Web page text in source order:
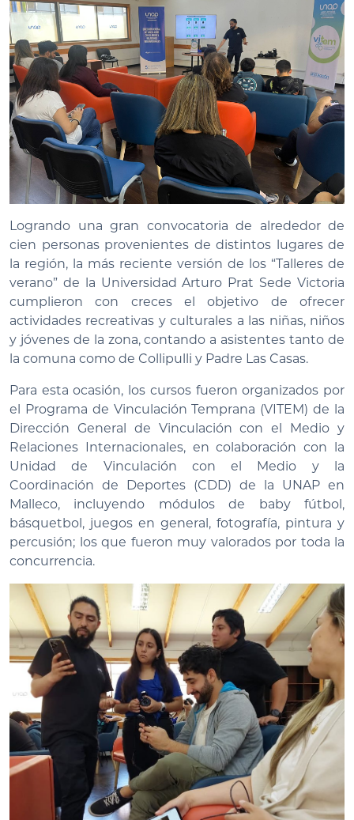
Logrando una gran convocatoria de alrededor de
cien personas provenientes de distintos lugares de
la región, la más reciente versión de los “Talleres de
verano” de la Universidad Arturo Prat Sede Victoria
cumplieron con creces el objetivo de ofrecer
actividades recreativas y culturales a las niñas, niños
y jóvenes de la zona, contando a asistentes tanto de
la comuna como de Collipulli y Padre Las Casas.
Para esta ocasión, los cursos fueron organizados por
el Programa de Vinculación Temprana (VITEM) de la
Dirección General de Vinculación con el Medio y
Relaciones Internacionales, en colaboración con la
Unidad de Vinculación con el Medio y la
Coordinación de Deportes (CDD) de la UNAP en
Malleco, incluyendo módulos de baby fútbol,
básquetbol, juegos en general, fotografía, pintura y
percusión; los que fueron muy valorados por toda la
concurrencia.